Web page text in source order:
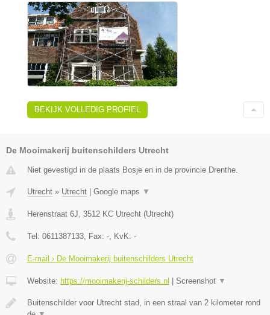
BEKIJK VOLLEDIG PROFIEL
De Mooimakerij buitenschilders Utrecht
Niet gevestigd in de plaats Bosje en in de provincie Drenthe.
Utrecht » Utrecht Google maps ▼
Herenstraat 6J 3512 KC Utrecht (Utrecht)
Tel: 0611387133 , Fax: - , KvK: -
E-mail › De Mooimakerij buitenschilders Utrecht
Website: https://mooimakerij-schilders.nl Screenshot ▼
Buitenschilder voor Utrecht stad, in een straal van 2 kilometer rond